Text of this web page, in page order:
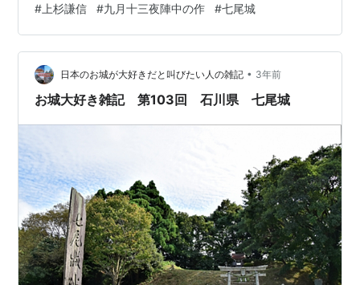
ため、 陣中の兵士の慰労を兼ねて｢月見の宴｣を開き、 そ
の席で作った詩が ｢九月十三夜陣中の作｣で、 詩吟を嗜む
人なら知らない人がいないほど 有名な詩です。 なお謙信
は、生涯この一作しか遺していない そうです。 霜滿軍營
秋氣淸 霜は軍営に満ちて 秋気しゅうき清し 數行過…
# 上杉謙信 #九月十三夜陣中の作 #七尾城
日本のお城が大好きだと叫びたい人の雑記 • 3年前
お城大好き雑記 第103回 石川県 七尾城